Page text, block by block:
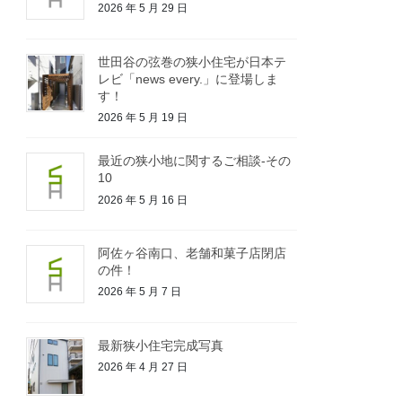
2026 年 5 月 29 日
世田谷の弦巻の狭小住宅が日本テ
レビ「news every.」に登場しま
す！
2026 年 5 月 19 日
最近の狭小地に関するご相談-その
10
2026 年 5 月 16 日
阿佐ヶ谷南口、老舗和菓子店閉店
の件！
2026 年 5 月 7 日
最新狭小住宅完成写真
2026 年 4 月 27 日